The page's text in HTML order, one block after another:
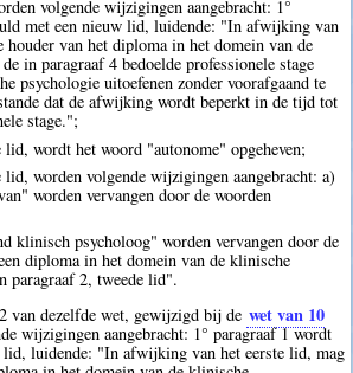
volgende wijzigingen aangebracht: 1°
met een nieuw lid, luidende: "In afwijking van
houder van het diploma in het domein van de
in paragraaf 4 bedoelde professionele stage
psychologie uitoefenen zonder voorafgaand te
dat de afwijking wordt beperkt in de tijd tot
stage.";
lid, wordt het woord "autonome" opgeheven;
lid, worden volgende wijzigingen aangebracht: a)
worden vervangen door de woorden
klinisch psycholoog" worden vervangen door de
diploma in het domein van de klinische
paragraaf 2, tweede lid".
van dezelfde wet, gewijzigd bij de wet van 10
wijzigingen aangebracht: 1° paragraaf 1 wordt
lid, luidende: "In afwijking van het eerste lid, mag